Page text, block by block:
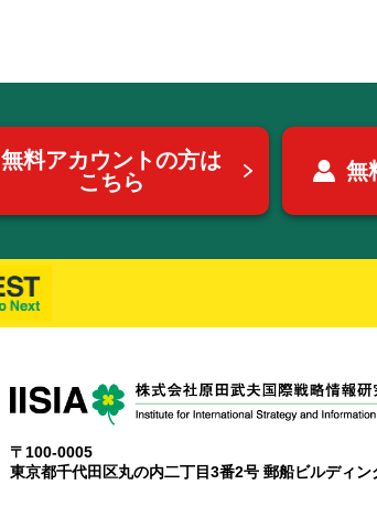
無料アカウントの方は
こちら
無
〒100-0005
東京都千代田区丸の内二丁目3番2号 郵船ビルディン